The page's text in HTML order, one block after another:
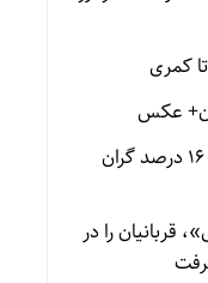
عکس
اظهارات همتی درباره دلار/ دلار ۱۶ درصد گران
قربانیان را در